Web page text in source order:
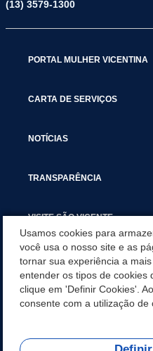
(13) 3579-1300
PORTAL MULHER VICENTINA
CARTA DE SERVIÇOS
NOTÍCIAS
TRANSPARÊNCIA
VISITE SÃO VICENTE
SÃO VICENTE REFORÇA
DURANTE O AGOSTO LILÁS
CONSCIENTIZAÇÃO E
Usamos cookies para
você usa o nosso site e as
tornar sua experiência a
entender os tipos de cookies
clique em 'Definir Cookies'.
consente com a utilização de